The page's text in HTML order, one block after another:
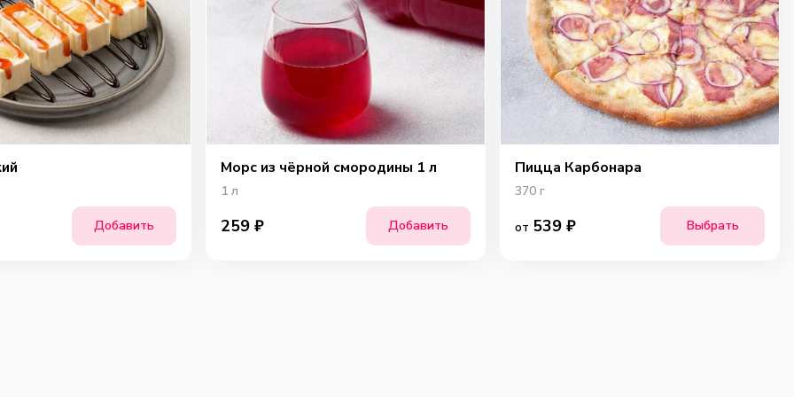
Добавить
Морс из чёрной смородины 1 л
1 л
259 ₽ Добавить
Пицца Карбонара
370 г
от 539 ₽ Выбрать